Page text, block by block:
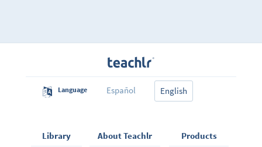
Language Español English
Library About Teachlr Products